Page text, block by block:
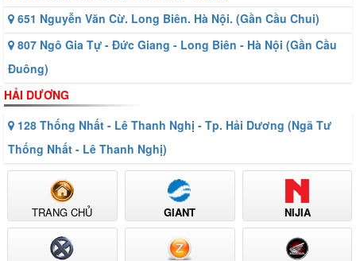
651 Nguyễn Văn Cừ. Long Biên. Hà Nội. (Gần Cầu Chui)
807 Ngô Gia Tự - Đức Giang - Long Biên - Hà Nội (Gần Cầu
Đuông)
HẢI DƯƠNG
128 Thống Nhất - Lê Thanh Nghị - Tp. Hải Dương (Ngã Tư
Thống Nhất - Lê Thanh Nghị)
TRANG CHỦ GIANT NIJIA